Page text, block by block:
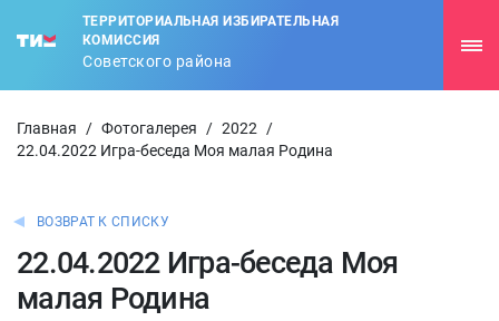
ТЕРРИТОРИАЛЬНАЯ ИЗБИРАТЕЛЬНАЯ
КОМИССИЯ
Советского района
Главная / Фотогалерея / 2022
/
22.04.2022 Игра-беседа Моя малая Родина
ВОЗВРАТ К СПИСКУ
22.04.2022 Игра-беседа Моя
малая Родина